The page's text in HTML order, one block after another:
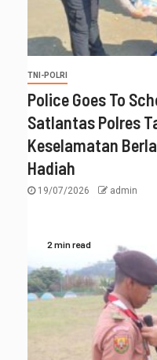
TNI-POLRI
Police Goes To
Satlantas Polres
Keselamatan
Hadiah
19/07/2026 admin
2 min read